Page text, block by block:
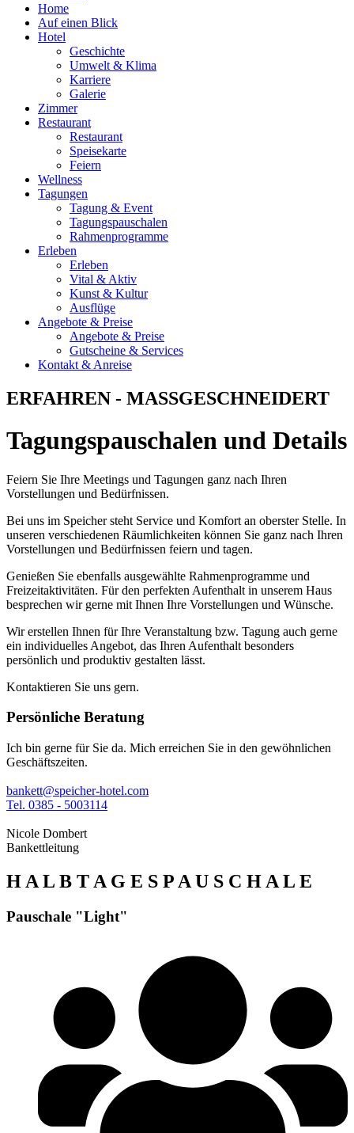
Home
Auf einen Blick
Hotel
Geschichte
Umwelt & Klima
Karriere
Galerie
Zimmer
Restaurant
Restaurant
Speisekarte
Feiern
Wellness
Tagungen
Tagung & Event
Tagungspauschalen
Rahmenprogramme
Erleben
Erleben
Vital & Aktiv
Kunst & Kultur
Ausflüge
Angebote & Preise
Angebote & Preise
Gutscheine & Services
Kontakt & Anreise
ERFAHREN - MASSGESCHNEIDERT
Tagungspauschalen und Details
Feiern Sie Ihre Meetings und Tagungen ganz nach Ihren
Vorstellungen und Bedürfnissen.
Bei uns im Speicher steht Service und Komfort an oberster Stelle. In
unseren verschiedenen Räumlichkeiten können Sie ganz nach Ihren
Vorstellungen und Bedürfnissen feiern und tagen.
Genießen Sie ebenfalls ausgewählte Rahmenprogramme und
Freizeitaktivitäten. Für den perfekten Aufenthalt in unserem Haus
besprechen wir gerne mit Ihnen Ihre Vorstellungen und Wünsche.
Wir erstellen Ihnen für Ihre Veranstaltung bzw. Tagung auch gerne
ein individuelles Angebot, das Ihren Aufenthalt besonders
persönlich und produktiv gestalten lässt.
Kontaktieren Sie uns gern.
Persönliche Beratung
Ich bin gerne für Sie da. Mich erreichen Sie in den gewöhnlichen
Geschäftszeiten.
bankett@speicher-hotel.com
Tel. 0385 - 5003114
Nicole Dombert
Bankettleitung
H A L B T A G E S P A U S C H A L E
Pauschale "Light"